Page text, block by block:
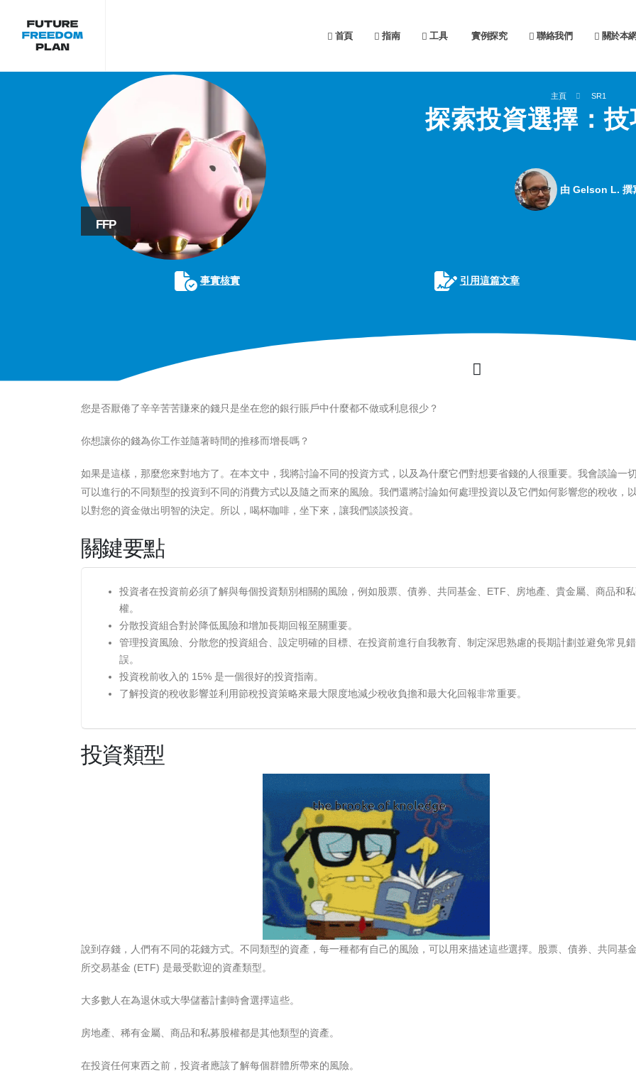
首頁 指南 工具 實例探究 聯絡我們 關於本
FFP
主頁 SR1
探索投資選擇：
由 Gelson L. 撰
事實核實 引用這篇文章
您是否厭倦了辛辛苦苦賺來的錢只是坐在您的銀行賬戶中什麼都不做或利息很少？
你想讓你的錢為你工作並隨著時間的推移而增長嗎？
如果是這樣，那麼您來對地方了。在本文中，我將討論不同的投資方式，以及為什麼它們對想要省錢的人很重要。我會談論一
可以進行的不同類型的投資到不同的消費方式以及隨之而來的風險。我們還將討論如何處理投資以及它們如何影響您的稅收，
以對您的資金做出明智的決定。所以，喝杯咖啡，坐下來，讓我們談談投資。
關鍵要點
投資者在投資前必須了解與每個投資類別相關的風險，例如股票、債券、共同基金、ETF、房地產、貴金屬、商品和
權。
分散投資組合對於降低風險和增加長期回報至關重要。
管理投資風險、分散您的投資組合、設定明確的目標、在投資前進行自我教育、制定深思熟慮的長期計劃並避免常見錯
誤。
投資稅前收入的 15% 是一個很好的投資指南。
了解投資的稅收影響並利用節稅投資策略來最大限度地減少稅收負擔和最大化回報非常重要。
投資類型
說到存錢，人們有不同的花錢方式。不同類型的資產，每一種都有自己的風險，可以用來描述這些選擇。股票、債券、共同基
所交易基金 (ETF) 是最受歡迎的資產類型。
大多數人在為退休或大學儲蓄計劃時會選擇這些。
房地產、稀有金屬、商品和私募股權都是其他類型的資產。
在投資任何東西之前，投資者應該了解每個群體所帶來的風險。